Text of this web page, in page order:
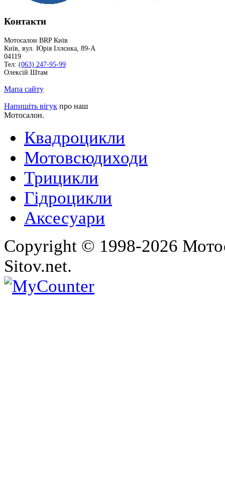
Контакти
Мотосалон BRP Київ
Київ, вул. Юрія Іллєнка, 89-А
04119
Тел: (063) 247-95-99
Олексій Штам
Мапа сайту
Напишіть вігук про наш
Мотосалон.
Квадроцикли
Мотовсюдиходи
Трицикли
Гідроцикли
Аксесуари
Copyright © 1998-2026
Sitov.net.